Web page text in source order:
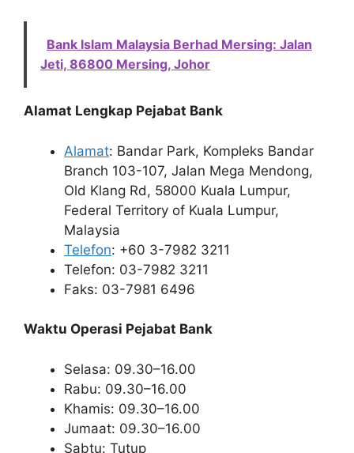
Bank Islam Malaysia Berhad Mersing: Jalan
Jeti, 86800 Mersing, Johor
Alamat Lengkap Pejabat Bank
Alamat: Bandar Park, Kompleks Bandar
Branch 103-107, Jalan Mega Mendong,
Old Klang Rd, 58000 Kuala Lumpur,
Federal Territory of Kuala Lumpur,
Malaysia
Telefon: +60 3-7982 3211
Telefon: 03-7982 3211
Faks: 03-7981 6496
Waktu Operasi Pejabat Bank
Selasa: 09.30–16.00
Rabu: 09.30–16.00
Khamis: 09.30–16.00
Jumaat: 09.30–16.00
Sabtu: Tutup